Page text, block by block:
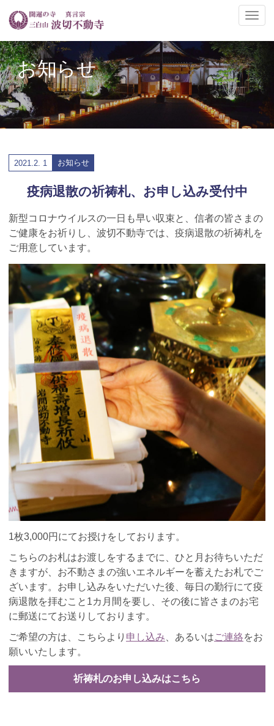
ナ
ゲ
ー
シ
ョ
の
切
お知らせ
2021.2. 1 お知らせ
疫病退散の祈祷札、お申し込み受付中
新型コロナウイルスの一日も早い収束と、信者の皆さまの
ご健康をお祈りし、波切不動寺では、疫病退散の祈祷札を
ご用意しています。
1枚3,000円にてお授けをしております。
こちらのお札はお渡しをするまでに、ひと月お待ちいただ
きますが、お不動さまの強いエネルギーを蓄えたお札でご
ざいます。お申し込みをいただいた後、毎日の勤行にて疫
病退散を拝むこと1カ月間を要し、その後に皆さまのお宅
に郵送にてお送りしております。
ご希望の方は、こちらより 申し込み 、あるいはご連絡をお
願いいたします。
祈祷札のお申し込みはこちら